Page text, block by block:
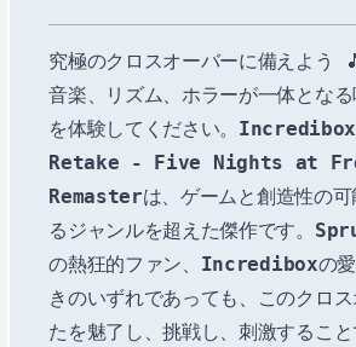
究極のクロスオーバーに備えよう
音楽、リズム、ホラーが一体とな
を体験してください。
Retake - Five Nights at
Remasterは、ゲームと創造性の
るジャンルを超えた傑作です。
の熱狂的ファン、 Incrediboxの
きのいずれであっても、このクロ
たを魅了し、挑戦し、刺激すること